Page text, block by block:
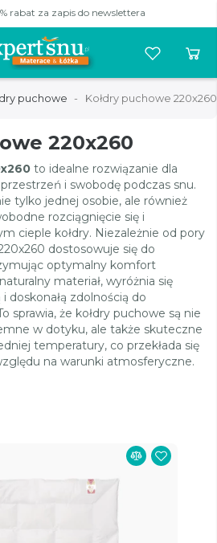
-materace GUENO!
puchowe Kołdry puchowe 220x260
220x260
to idealne rozwiązanie dla
i swobodę podczas snu.
tylko jednej osobie, ale również
rozciągnięcie się i
cieple kołdry. Niezależnie od pory
dostosowuje się do
optymalny komfort
materiał, wyróżnia się
doskonałą zdolnością do
sprawia, że kołdry puchowe są nie
w dotyku, ale także skuteczne
temperatury, co przekłada się
na warunki atmosferyczne.